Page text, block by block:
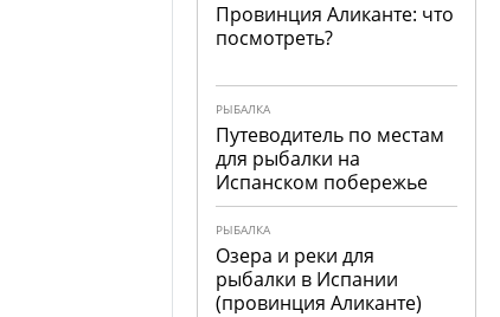
Провинция Аликанте: что
посмотреть?
РЫБАЛКА
Путеводитель по местам
для рыбалки на
Испанском побережье
РЫБАЛКА
Озера и реки для
рыбалки в Испании
(провинция Аликанте)